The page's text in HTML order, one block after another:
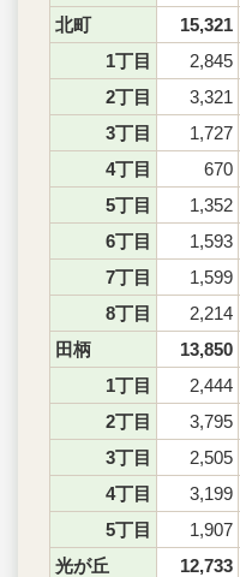
北町
15,321
1丁目
2,845
2丁目
3,321
3丁目
1,727
4丁目
670
5丁目
1,352
6丁目
1,593
7丁目
1,599
8丁目
2,214
田柄
13,850
1丁目
2,444
2丁目
3,795
3丁目
2,505
4丁目
3,199
5丁目
1,907
光が丘
12,733